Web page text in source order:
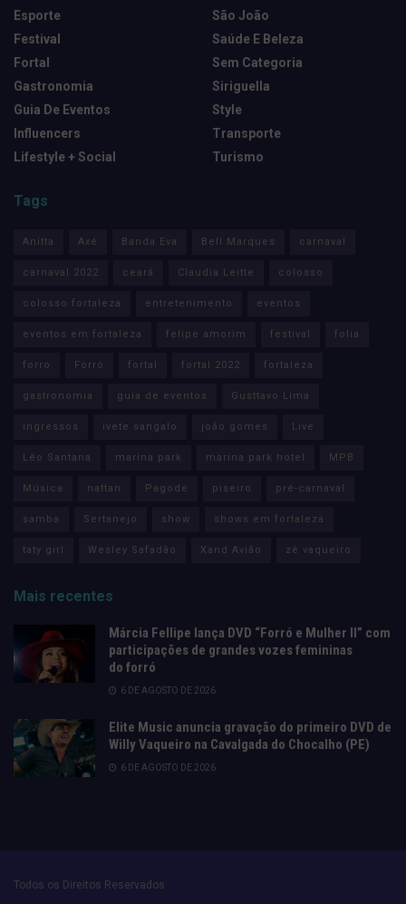
Esporte
Festival
Fortal
Gastronomia
Guia De Eventos
Influencers
Lifestyle + Social
São João
Saúde E Beleza
Sem Categoria
Siriguella
Style
Transporte
Turismo
Tags
Anitta Axé Banda Eva Bell Marques carnaval
carnaval 2022 ceará Claudia Leitte colosso
colosso fortaleza entretenimento eventos
eventos em fortaleza felipe amorim festival folia
forro Forró fortal fortal 2022 fortaleza
gastronomia guia de eventos Gusttavo Lima
ingressos ivete sangalo joão gomes Live
Léo Santana marina park marina park hotel MPB
Música nattan Pagode piseiro pré-carnaval
samba Sertanejo show shows em fortaleza
taty girl Wesley Safadão Xand Avião zé vaqueiro
Mais recentes
Márcia Fellipe lança DVD “Forró e Mulher II” com
participações de grandes vozes femininas
do forró
6 DE AGOSTO DE 2026
Elite Music anuncia gravação do primeiro DVD de
Willy Vaqueiro na Cavalgada do Chocalho (PE)
6 DE AGOSTO DE 2026
Todos os Direitos Reservados